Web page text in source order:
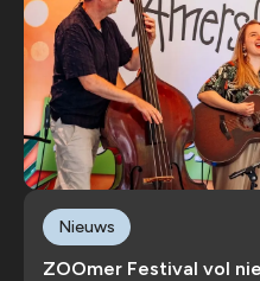
ZOOmer Festival vol
Nieuws